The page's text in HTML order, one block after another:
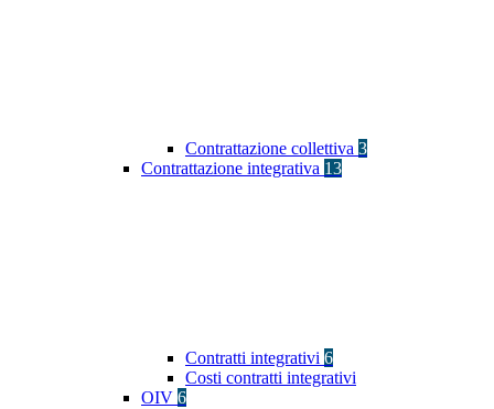
Contrattazione collettiva 3
Contrattazione integrativa 13
Contratti integrativi 6
Costi contratti integrativi
OIV 6